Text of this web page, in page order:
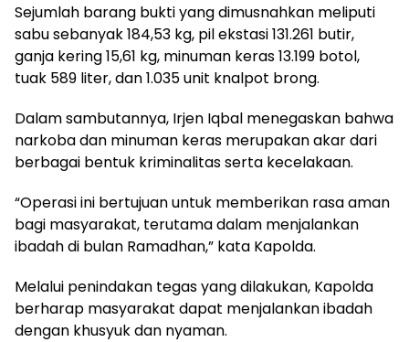
Sejumlah barang bukti yang dimusnahkan meliputi
sabu sebanyak 184,53 kg, pil ekstasi 131.261 butir,
ganja kering 15,61 kg, minuman keras 13.199 botol,
tuak 589 liter, dan 1.035 unit knalpot brong.
Dalam sambutannya, Irjen Iqbal menegaskan bahwa
narkoba dan minuman keras merupakan akar dari
berbagai bentuk kriminalitas serta kecelakaan.
“Operasi ini bertujuan untuk memberikan rasa aman
bagi masyarakat, terutama dalam menjalankan
ibadah di bulan Ramadhan,” kata Kapolda.
Melalui penindakan tegas yang dilakukan, Kapolda
berharap masyarakat dapat menjalankan ibadah
dengan khusyuk dan nyaman.